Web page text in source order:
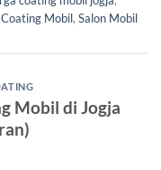
Mobil, Salon Mobil
Mobil di Jogja